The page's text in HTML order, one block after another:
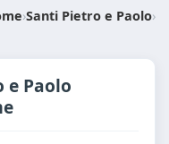
›Santi Pietro e Paolo›
e Paolo